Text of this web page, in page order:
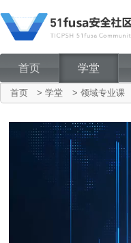
首页 学堂
首页 > 学堂 > 领域专业课